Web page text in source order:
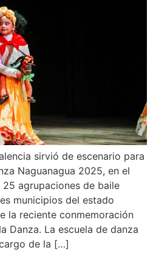
sirvió de escenario para
Naguanagua 2025, en el
agrupaciones de baile
municipios del estado
la reciente conmemoración
Danza. La escuela de danza
de la […]